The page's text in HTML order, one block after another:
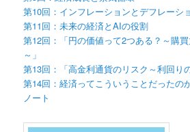
第10回：インフレーションとデフレーシ
第11回：未来の経済とAIの役割
第12回：「円の価値って2つある？～購
～」
第13回：「高金利通貨のリスク～利回り
第14回：経済ってこういうことだったの
ノート